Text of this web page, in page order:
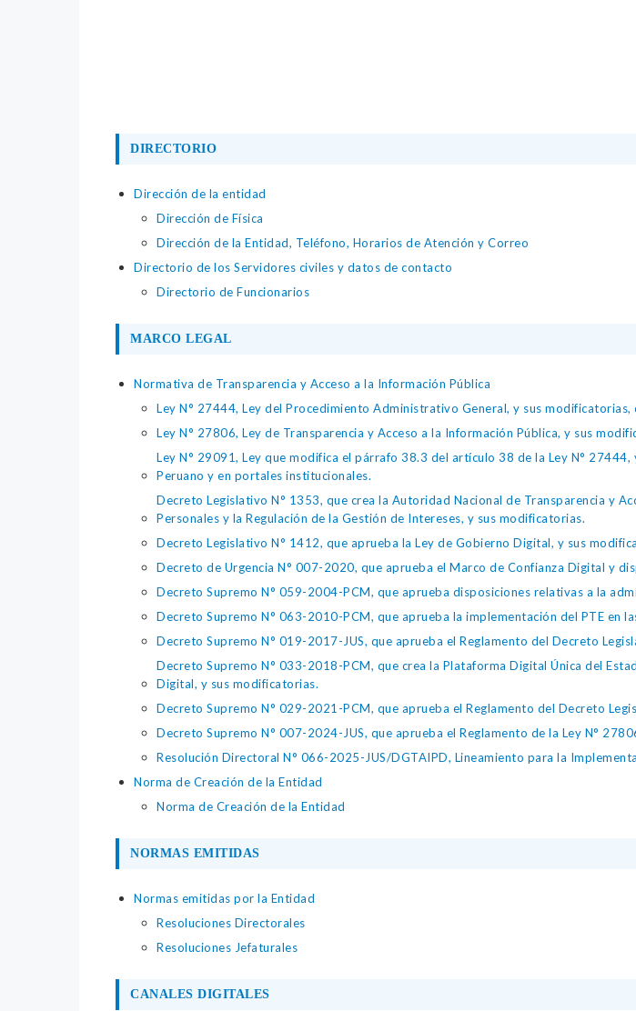
DIRECTORIO
Dirección de la entidad
Dirección de Física
Dirección de la Entidad, Teléfono, Horarios de Atención y Correo
Directorio de los Servidores civiles y datos de contacto
Directorio de Funcionarios
MARCO LEGAL
Normativa de Transparencia y Acceso a la Información Pública
Ley N° 27444, Ley del Procedimiento Administrativo General, y sus
Ley N° 27806, Ley de Transparencia y Acceso a la Información Pública, y sus
Ley N° 29091, Ley que modifica el párrafo 38.3 del artículo 38 de la Ley N°
Peruano y en portales institucionales.
Decreto Legislativo N° 1353, que crea la Autoridad Nacional de Transparencia y
Personales y la Regulación de la Gestión de Intereses, y sus modificatorias.
Decreto Legislativo N° 1412, que aprueba la Ley de Gobierno Digital, y sus
Decreto de Urgencia N° 007-2020, que aprueba el Marco de Confianza Digital y
Decreto Supremo N° 059-2004-PCM, que aprueba disposiciones relativas a la
Decreto Supremo N° 063-2010-PCM, que aprueba la implementación del PTE en
Decreto Supremo N° 019-2017-JUS, que aprueba el Reglamento del Decreto
Decreto Supremo N° 033-2018-PCM, que crea la Plataforma Digital Única del
Digital, y sus modificatorias.
Decreto Supremo N° 029-2021-PCM, que aprueba el Reglamento del Decreto
Decreto Supremo N° 007-2024-JUS, que aprueba el Reglamento de la Ley N°
Resolución Directoral N° 066-2025-JUS/DGTAIPD, Lineamiento para la
Norma de Creación de la Entidad
Norma de Creación de la Entidad
NORMAS EMITIDAS
Normas emitidas por la Entidad
Resoluciones Directorales
Resoluciones Jefaturales
CANALES DIGITALES